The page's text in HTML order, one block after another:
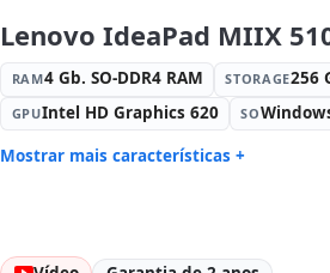
hR embalagens
Peso: 1.00 Kg.
Lenovo IdeaPad MIIX
RAM4 Gb. SO-DDR4 RAM STORAGE256
GPUIntel HD Graphics 620 SO
Mostrar mais características +